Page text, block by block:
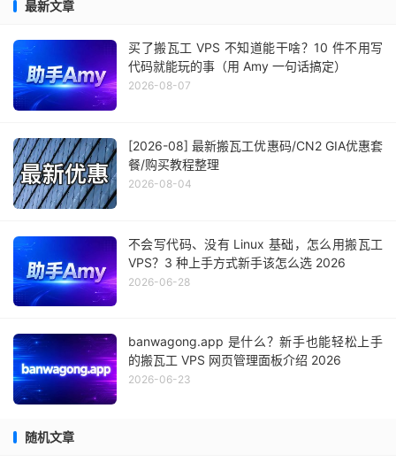
最新文章
买了搬瓦工 VPS 不知道能干啥？10 件不用写
代码就能玩的事（用 Amy 一句话搞定）
2026-08-07
[2026-08] 最新搬瓦工优惠码/CN2 GIA优惠套
餐/购买教程整理
2026-08-04
不会写代码、没有 Linux 基础，怎么用搬瓦工
VPS？3 种上手方式新手该怎么选 2026
2026-06-28
banwagong.app 是什么？新手也能轻松上手
的搬瓦工 VPS 网页管理面板介绍 2026
2026-06-23
随机文章